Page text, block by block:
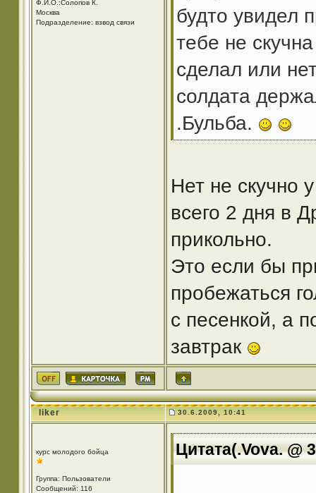
Ф.И.О.:Солопов К.
Москва
Подразделение: взвод связи
будто увидел
тебе не
сделал или
солдата
.Бульба.
Нет не скучно
всего 2 дня в
прикольно.
Это если бы
пробежаться
с песенкой, а
завтрак
liker 30.6.2009, 10:41
курс молодого бойца
Группа: Пользователи
Сообщений: 116
Цитата(.Vova. @